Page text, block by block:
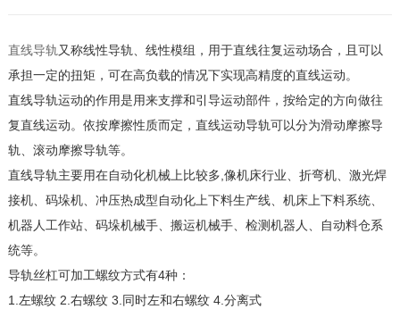
直线导轨又称线性导轨、线性模组，用于直线往复运动场合，且可以
承担一定的扭矩，可在高负载的情况下实现高精度的直线运动。
直线导轨运动的作用是用来支撑和引导运动部件，按给定的方向做往
复直线运动。依按摩擦性质而定，直线运动导轨可以分为滑动摩擦导
轨、滚动摩擦导轨等。
直线导轨主要用在自动化机械上比较多,像机床行业、折弯机、激光焊
接机、码垛机、冲压热成型自动化上下料生产线、机床上下料系统、
机器人工作站、码垛机械手、搬运机械手、检测机器人、自动料仓系
统等。
导轨丝杠可加工螺纹方式有4种：
1.左螺纹 2.右螺纹 3.同时左和右螺纹 4.分离式